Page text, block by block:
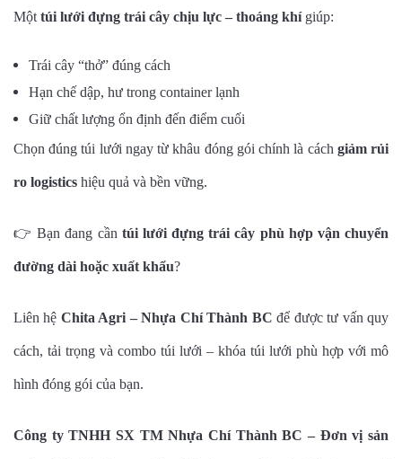
Một túi lưới đựng trái cây chịu lực – thoáng khígiúp:
Trái cây “thở” đúng cách
Hạn chế dập, hư trong container lạnh
Giữ chất lượng ổn định đến điểm cuối
Chọn đúng túi lưới ngay từ khâu đóng gói chính là cách giảm rủi
ro logistics hiệu quả và bền vững.
👉 Bạn đang cần túi lưới đựng trái cây phù hợp vận chuyển
đường dài hoặc xuất khẩu?
Liên hệ Chita Agri – Nhựa Chí Thành BC để được tư vấn quy
cách, tải trọng và combo túi lưới – khóa túi lưới phù hợp với mô
hình đóng gói của bạn.
Công ty TNHH SX TM Nhựa Chí Thành BC – Đơn vị sản